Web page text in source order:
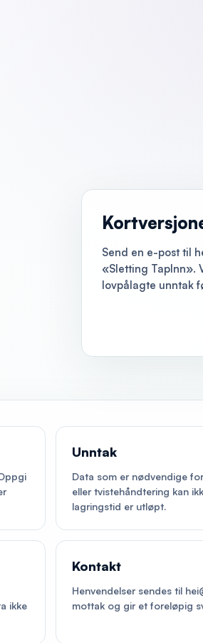
Send en e-post til
«Sletting TapInn».
lovpålagte unntak
Unntak
Data som er nødvendige
eller tvistehåndtering kan
lagringstid er utløpt.
ikke
Kontakt
Henvendelser sendes til
mottak og gir et foreløpig